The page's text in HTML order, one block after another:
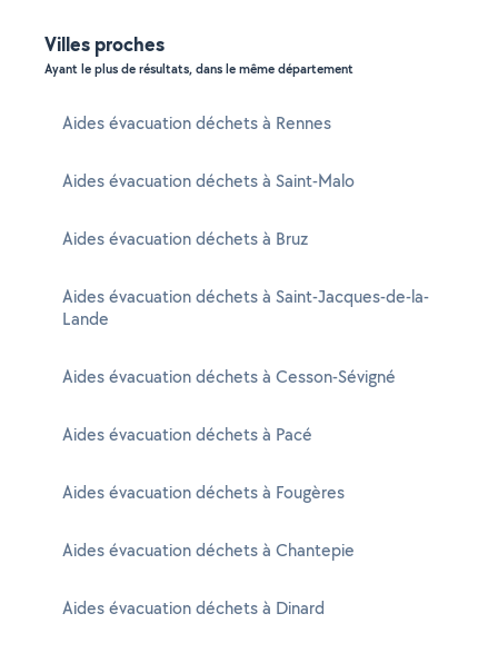
Villes proches
Ayant le plus de résultats, dans le même département
Aides évacuation déchets à Rennes
Aides évacuation déchets à Saint-Malo
Aides évacuation déchets à Bruz
Aides évacuation déchets à Saint-Jacques-de-la-
Lande
Aides évacuation déchets à Cesson-Sévigné
Aides évacuation déchets à Pacé
Aides évacuation déchets à Fougères
Aides évacuation déchets à Chantepie
Aides évacuation déchets à Dinard